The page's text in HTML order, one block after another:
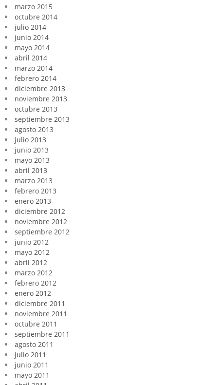
marzo 2015
octubre 2014
julio 2014
junio 2014
mayo 2014
abril 2014
marzo 2014
febrero 2014
diciembre 2013
noviembre 2013
octubre 2013
septiembre 2013
agosto 2013
julio 2013
junio 2013
mayo 2013
abril 2013
marzo 2013
febrero 2013
enero 2013
diciembre 2012
noviembre 2012
septiembre 2012
junio 2012
mayo 2012
abril 2012
marzo 2012
febrero 2012
enero 2012
diciembre 2011
noviembre 2011
octubre 2011
septiembre 2011
agosto 2011
julio 2011
junio 2011
mayo 2011